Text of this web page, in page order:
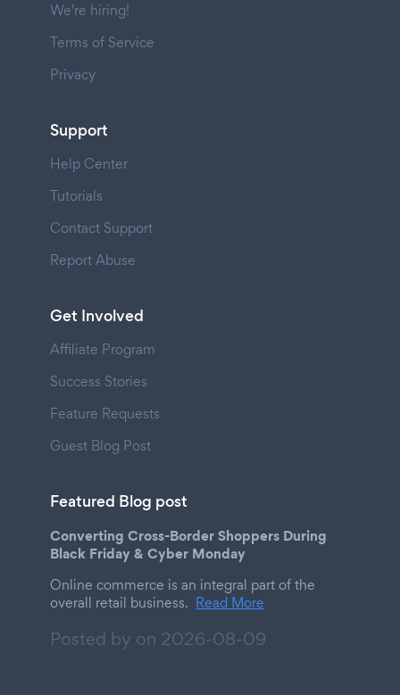
We're hiring!
Terms of Service
Privacy
Support
Help Center
Tutorials
Contact Support
Report Abuse
Get Involved
Affiliate Program
Success Stories
Feature Requests
Guest Blog Post
Featured Blog post
Converting Cross-Border Shoppers During
Black Friday & Cyber Monday
Online commerce is an integral part of the
overall retail business. Read More
Posted by on 2026-08-09